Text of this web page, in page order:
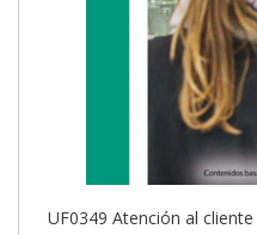
UF0349 Atención al